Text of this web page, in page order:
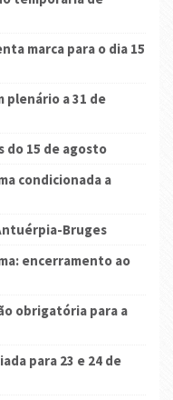
marca para o dia 15
plenário a 31 de
do 15 de agosto
condicionada a
Bruges
encerramento ao
obrigatória para a
para 23 e 24 de